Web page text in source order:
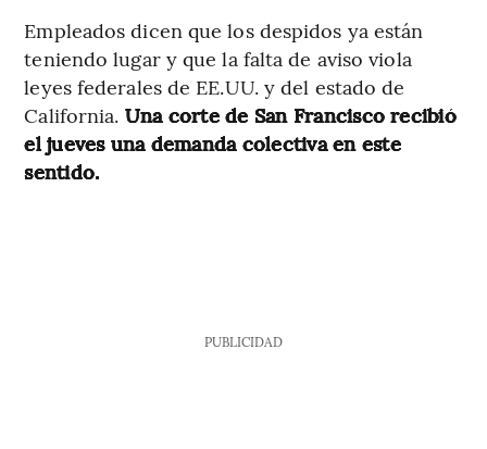
Empleados dicen que los despidos ya están
teniendo lugar y que la falta de aviso viola
leyes federales de EE.UU. y del estado de
California. Una corte de San Francisco recibió
el jueves una demanda colectiva en este
sentido.
PUBLICIDAD